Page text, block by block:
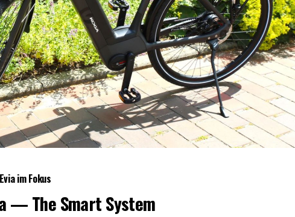
im Fokus
— The Smart System